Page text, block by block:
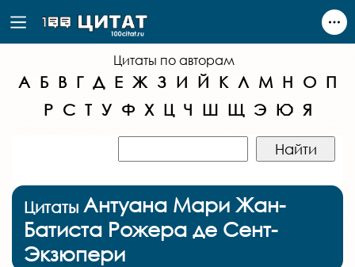
Цитаты по авторам
А Б В Г Д Е Ж З И Й К Л М Н О П
Р С Т У Ф Х Ц Ч Ш Щ Э Ю Я
Цитаты Антуана Мари Жан-
Батиста Рожера де Сент-
Экзюпери